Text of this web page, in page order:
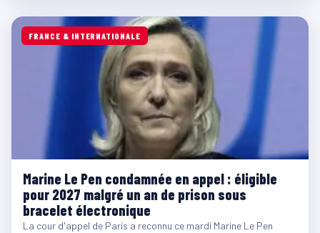
FRANCE & INTERNATIONALE
Marine Le Pen condamnée en appel : éligible
pour 2027 malgré un an de prison sous
bracelet électronique
La cour d'appel de Paris a reconnu ce mardi Marine Le Pen